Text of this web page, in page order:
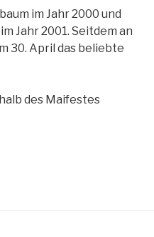
im Jahr 2000 und
Jahr 2001. Seitdem an
30. April das beliebte
des Maifestes